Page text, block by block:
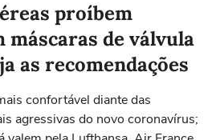
proíbem
máscaras de válvula
as recomendações
confortável diante das
agressivas do novo coronavírus;